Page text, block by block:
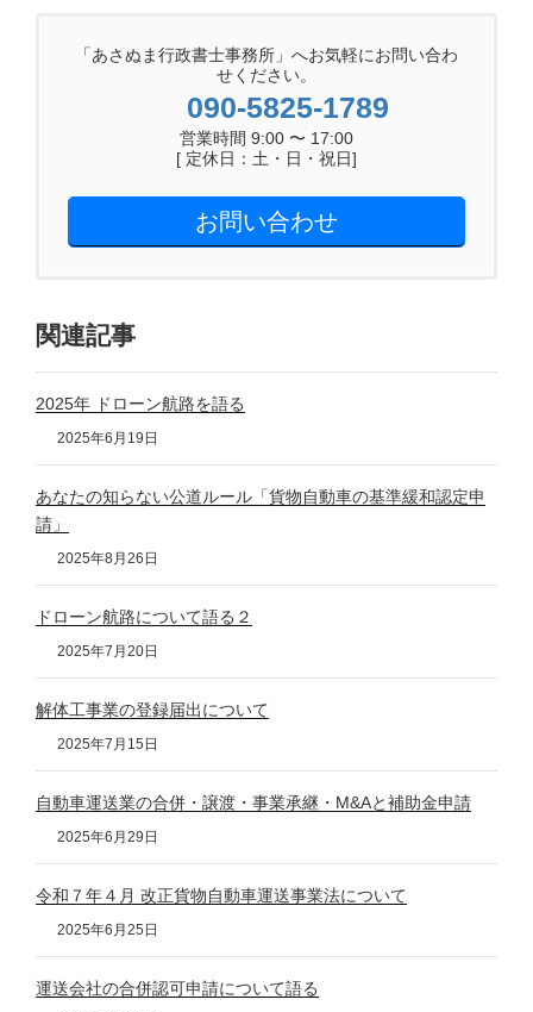
「あさぬま行政書士事務所」へお気軽にお問い合わ
せください。
090-5825-1789
営業時間 9:00 〜 17:00
[ 定休日：土・日・祝日]
お問い合わせ
関連記事
2025年 ドローン航路を語る
2025年6月19日
あなたの知らない公道ルール「貨物自動車の基準緩和認定申
請」
2025年8月26日
ドローン航路について語る２
2025年7月20日
解体工事業の登録届出について
2025年7月15日
自動車運送業の合併・譲渡・事業承継・M&Aと補助金申請
2025年6月29日
令和７年４月 改正貨物自動車運送事業法について
2025年6月25日
運送会社の合併認可申請について語る